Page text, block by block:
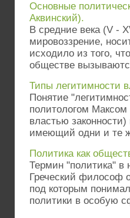
Основные
Аквинский).
В средние века (V -
мировоззрение,
исходило из того,
обществе
Типы легитимности
Понятие
политологом
властью
имеющий одни и те
Политика как
Термин "политика" в
Греческий философ
под которым
политики в особую